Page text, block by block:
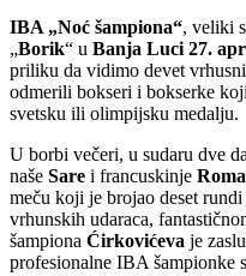
IBA „Noć šampiona“, veliki
„Borik“ u Banja Luci 27.
priliku da vidimo devet
odmerili bokseri i bokserke
svetsku ili olimpijsku medalju.
U borbi večeri, u sudaru dve
naše Sare i francuskinje
meču koji je brojao deset
vrhunskih udaraca,
šampiona Ćirkovićeva je
profesionalne IBA šampionke